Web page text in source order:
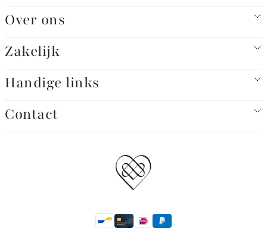
Over ons
Zakelijk
Handige links
Contact